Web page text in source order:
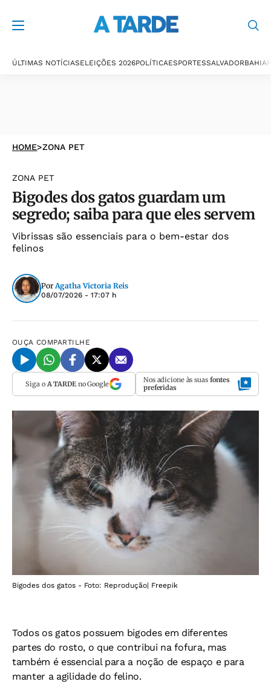
ÚLTIMAS NOTÍCIASELEIÇÕES 2026POLÍTICAESPORTESSALVADORBAHIA
HOME>ZONA PET
ZONA PET
Bigodes dos gatos guardam um
segredo; saiba para que eles servem
Vibrissas são essenciais para o bem-estar dos
felinos
Por Agatha Victoria Reis
08/07/2026 - 17:07 h
OUÇA COMPARTILHE
Siga o A TARDEno Google Nos adicione às suas fontes
preferidas
Bigodes dos gatos - Foto: Reprodução| Freepik
Todos os gatos possuem bigodes em diferentes
partes do rosto, o que contribui na fofura, mas
também é essencial para a noção de espaço e para
manter a agilidade do felino.